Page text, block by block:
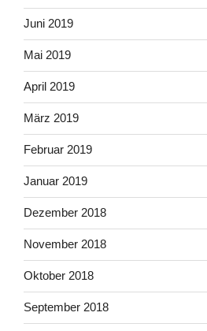
Juni 2019
Mai 2019
April 2019
März 2019
Februar 2019
Januar 2019
Dezember 2018
November 2018
Oktober 2018
September 2018